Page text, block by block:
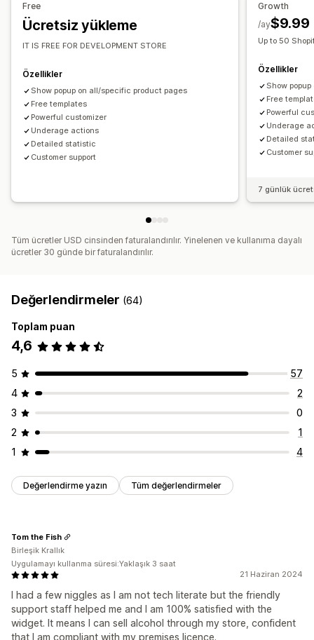
Free
Ücretsiz yükleme
IT IS FREE FOR DEVELOPMENT STORE
Özellikler
Show popup on all/specific product pages
Free templates
Powerful customizer
Underage actions
Detailed statistic
Customer support
Growth
$9.99
/ay
Up to 50
Özellikler
Show
Free
Powerful
Underage
Detailed
Customer
7 günlük
Tüm ücretler USD cinsinden faturalandırılır. Yinelenen ve kullanıma dayalı
ücretler 30 günde bir faturalandırılır.
Değerlendirmeler (64)
Toplam puan
4,6
5
57
4
2
3
0
2
1
1
4
Değerlendirme yazın Tüm değerlendirmeler
21 Haziran 2024
I had a few niggles as I am not tech literate but the friendly
support staff helped me and I am 100% satisfied with the
widget. It means I can sell alcohol through my store, confident
that I am compliant with my premises licence.
Tom the Fish
Birleşik Krallık
Uygulamayı kullanma süresi:Yaklaşık 3 saat